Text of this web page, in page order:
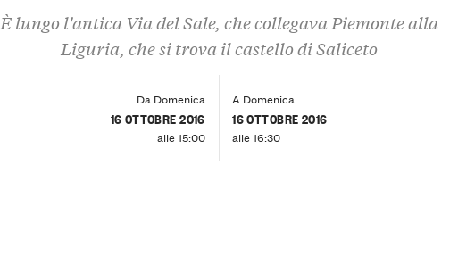
È lungo l'antica Via del Sale, che collegava Piemonte alla
Liguria, che si trova il castello di Saliceto
Da Domenica
16 OTTOBRE 2016
alle 15:00
A Domenica
16 OTTOBRE 2016
alle 16:30